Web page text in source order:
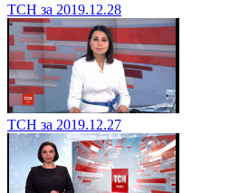
ТСН за 2019.12.28
ТСН за 2019.12.27